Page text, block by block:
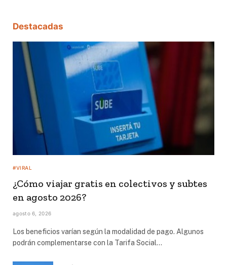
Destacadas
#VIRAL
¿Cómo viajar gratis en colectivos y subtes
en agosto 2026?
agosto 6, 2026
Los beneficios varían según la modalidad de pago. Algunos
podrán complementarse con la Tarifa Social…